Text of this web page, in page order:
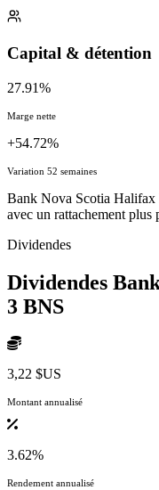
Capital & détention
27.91%
Marge nette
+54.72%
Variation 52 semaines
Bank Nova Scotia Halifax
avec un rattachement plus
Dividendes
Dividendes
3 BNS
3,22 $US
Montant annualisé
3.62%
Rendement annualisé